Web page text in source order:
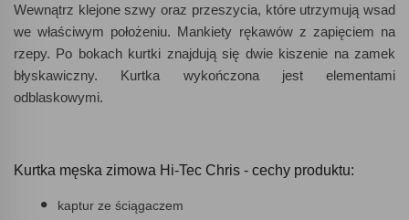
Wewnątrz klejone szwy oraz przeszycia, które utrzymują wsad
we właściwym położeniu. Mankiety rękawów z zapięciem na
rzepy. Po bokach kurtki znajdują się dwie kiszenie na zamek
błyskawiczny. Kurtka wykończona jest elementami
odblaskowymi.
Kurtka męska zimowa Hi-Tec Chris - cechy produktu:
kaptur ze ściągaczem